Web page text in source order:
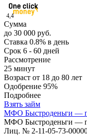
4,4
Сумма
до 30 000 руб.
Ставка 0.8% в день
Срок 6 - 60 дней
Рассмотрение
25 минут
Возраст от 18 до 80 лет
Одобрение 95%
Подробнее
Взять займ
МФО Быстроденьги —
МФО Быстроденьги —
Лиц. № 2-11-05-73-